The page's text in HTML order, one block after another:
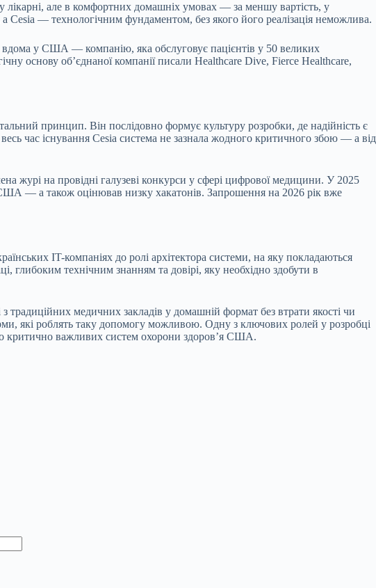
але в комфортних домашніх умовах — за меншу вартість, у
— технологічним фундаментом, без якого його реалізація неможлива.
у США — компанію, яка обслуговує пацієнтів у 50 великих
основу об’єднаної компанії писали Healthcare Dive, Fierce Healthcare,
принцип. Він послідовно формує культуру розробки, де надійність є
час існування Cesia система не зазнала жодного критичного збою — а від
журі на провідні галузеві конкурси у сфері цифрової медицини. У 2025
— а також оцінював низку хакатонів. Запрошення на 2026 рік вже
IT-компаніях до ролі архітектора системи, на яку покладаються
технічним знанням та довірі, яку необхідно здобути в
медичних закладів у домашній формат без втрати якості чи
які роблять таку допомогу можливою. Одну з ключових ролей у розробці
критично важливих систем охорони здоров’я США.